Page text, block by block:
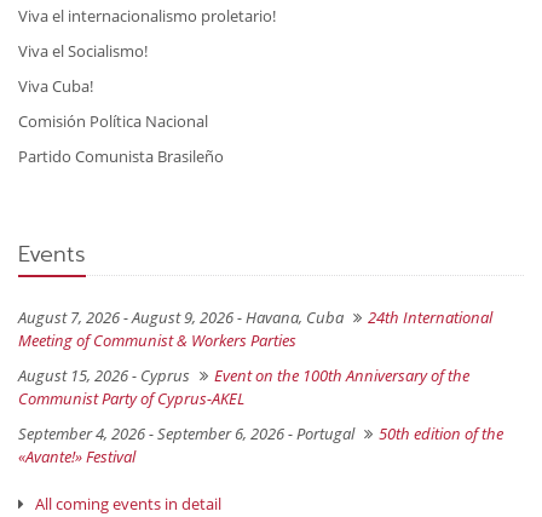
Viva el internacionalismo proletario!
Viva el Socialismo!
Viva Cuba!
Comisión Política Nacional
Partido Comunista Brasileño
Events
August 7, 2026 - August 9, 2026 -Havana, Cuba
24th International
Meeting of Communist & Workers Parties
August 15, 2026 - Cyprus
Event on the 100th Anniversary of the
Communist Party of Cyprus-AKEL
September 4, 2026 - September 6, 2026 -Portugal
50th edition of the
«Avante!» Festival
All coming events in detail